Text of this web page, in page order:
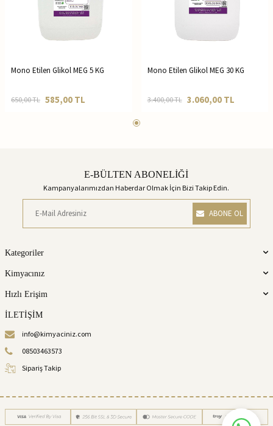
Mono Etilen Glikol MEG 5 KG
650,00TL 585,00 TL
Mono Etilen Glikol MEG 30 KG
3.400,00TL 3.060,00TL
E-BÜLTEN ABONELİĞİ
Kampanyalarımızdan Haberdar Olmak İçin Bizi Takip Edin.
ABONE OL
Kategoriler
Kimyacınız
Hızlı Erişim
İLETİŞİM
info@kimyaciniz.com
08503463573
Sipariş Takip